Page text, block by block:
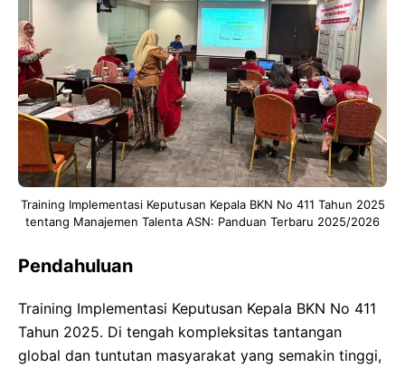
Training Implementasi Keputusan Kepala BKN No 411 Tahun 2025
tentang Manajemen Talenta ASN: Panduan Terbaru 2025/2026
Pendahuluan
Training Implementasi Keputusan Kepala BKN No 411
Tahun 2025. Di tengah kompleksitas tantangan
global dan tuntutan masyarakat yang semakin tinggi,